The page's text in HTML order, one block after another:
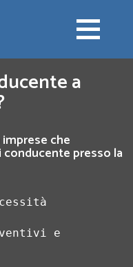
a
che
presso la
e